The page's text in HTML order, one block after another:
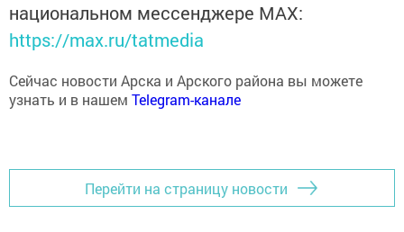
национальном мессенджере MАХ:
https://max.ru/tatmedia
Сейчас новости Арска и Арского района вы можете
узнать и в нашем Telegram-канале
Перейти на страницу новости